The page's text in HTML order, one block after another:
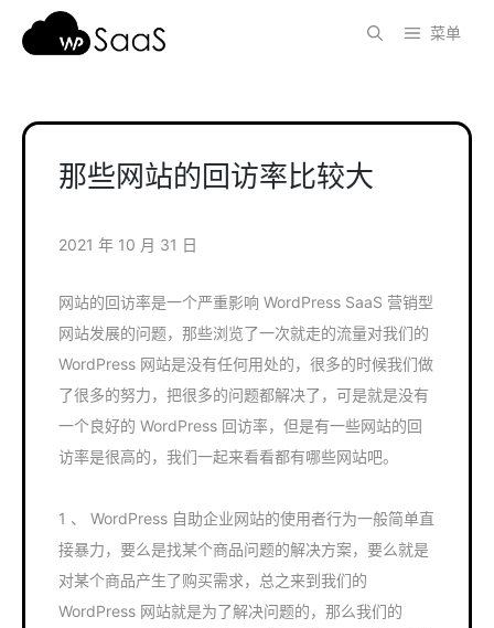
菜单
那些网站的回访率比较大
2021 年 10 月 31 日
网站的回访率是一个严重影响 WordPress SaaS 营销型
网站发展的问题，那些浏览了一次就走的流量对我们的
WordPress 网站是没有任何用处的，很多的时候我们做
了很多的努力，把很多的问题都解决了，可是就是没有
一个良好的 WordPress 回访率，但是有一些网站的回
访率是很高的，我们一起来看看都有哪些网站吧。
1 、 WordPress 自助企业网站的使用者行为一般简单直
接暴力，要么是找某个商品问题的解决方案，要么就是
对某个商品产生了购买需求，总之来到我们的
WordPress 网站就是为了解决问题的，那么我们的